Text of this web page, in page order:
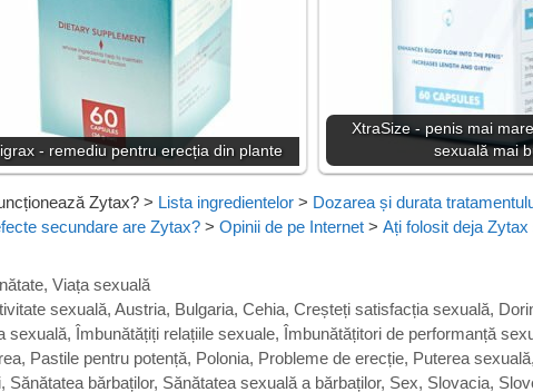
- remediu pentru erecția din plante
XtraSize - penis mai
sexuală mai
Zytax? > Lista ingredientelor > Dozarea și durata
secundare are Zytax? > Opinii de pe Internet > Ați folosit deja
, Viața sexuală
sexuală, Austria, Bulgaria, Cehia, Creșteți satisfacția sexuală,
sexuală, Îmbunătățiți relațiile sexuale, Îmbunătățitori de performanță
, Pastile pentru potență, Polonia, Probleme de erecție, Puterea sexuală,
, Sănătatea bărbaților, Sănătatea sexuală a bărbaților, Sex, Slovacia,